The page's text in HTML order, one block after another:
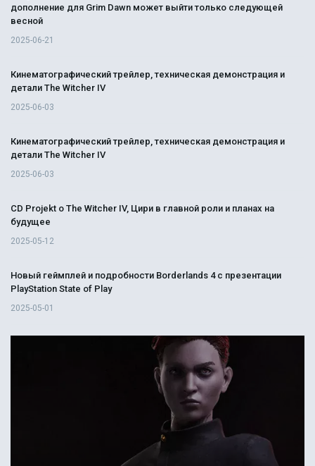
дополнение для Grim Dawn может выйти только следующей
весной
2025-06-21
Кинематографический трейлер, техническая демонстрация и
детали The Witcher IV
2025-06-03
Кинематографический трейлер, техническая демонстрация и
детали The Witcher IV
2025-06-03
CD Projekt о The Witcher IV, Цири в главной роли и планах на
будущее
2025-05-12
Новый геймплей и подробности Borderlands 4 с презентации
PlayStation State of Play
2025-05-01